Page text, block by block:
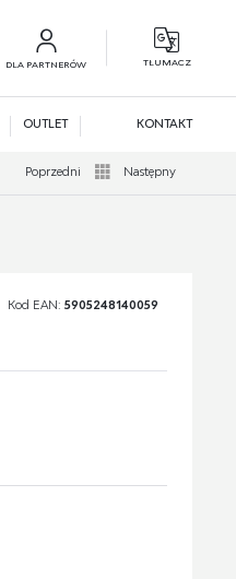
DLA PARTNERÓW TŁUMACZ
OUTLET KONTAKT
Poprzedni Następny
Kod EAN: 5905248140059